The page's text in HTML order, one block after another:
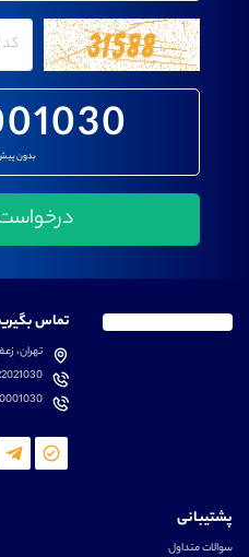
بدون
تماس
تهران،
پشتیبانی
سوالات متداول